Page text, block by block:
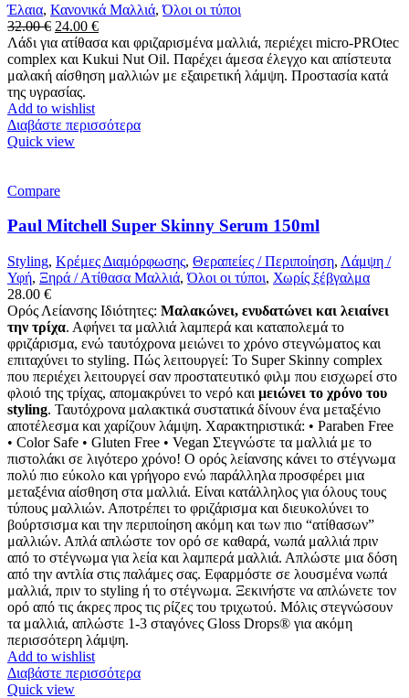
Έλαια, Κανονικά Μαλλιά,Όλοι οι τύποι
32.00€ Original
price
was:
32.00 €.
24.00 €Η
τρέχουσα
τιμή
είναι:
Λάδι για ατίθασα και φριζαρισμένα μαλλιά, περιέχει micro-PROtec
complex και Kukui Nut Oil. Παρέχει άμεσα έλεγχο και απίστευτα
μαλακή αίσθηση μαλλιών με εξαιρετική λάμψη. Προστασία κατά
της υγρασίας.
Add to wishlist
Διαβάστε περισσότερα
Quick view
Compare
Paul Mitchell Super Skinny Serum 150ml
Styling, Κρέμες Διαμόρφωσης, Θεραπείες / Περιποίηση, Λάμψη /
Υφή, Ξηρά / Ατίθασα Μαλλιά,Όλοι οι τύποι, Χωρίς ξέβγαλμα
28.00 €
Ορός Λείανσης Ιδιότητες: Μαλακώνει, ενυδατώνει και λειαίνει
την τρίχα. Αφήνει τα μαλλιά λαμπερά και καταπολεμά το
φριζάρισμα, ενώ ταυτόχρονα μειώνει το χρόνο στεγνώματος και
επιταχύνει το styling. Πώς λειτουργεί: Το Super Skinny complex
που περιέχει λειτουργεί σαν προστατευτικό φιλμ που εισχωρεί στο
φλοιό της τρίχας, απομακρύνει το νερό και μειώνει το χρόνο του
styling. Ταυτόχρονα μαλακτικά συστατικά δίνουν ένα μεταξένιο
αποτέλεσμα και χαρίζουν λάμψη. Χαρακτηριστικά: • Paraben Free
• Color Safe • Gluten Free • Vegan Στεγνώστε τα μαλλιά με το
πιστολάκι σε λιγότερο χρόνο! Ο ορός λείανσης κάνει το στέγνωμα
πολύ πιο εύκολο και γρήγορο ενώ παράλληλα προσφέρει μια
μεταξένια αίσθηση στα μαλλιά. Είναι κατάλληλoς για όλους τους
τύπους μαλλιών. Αποτρέπει το φριζάρισμα και διευκολύνει το
βούρτσισμα και την περιποίηση ακόμη και των πιο “ατίθασων”
μαλλιών. Απλά απλώστε τον ορό σε καθαρά, νωπά μαλλιά πριν
από το στέγνωμα για λεία και λαμπερά μαλλιά. Απλώστε μια δόση
από την αντλία στις παλάμες σας. Εφαρμόστε σε λουσμένα νωπά
μαλλιά, πριν το styling ή το στέγνωμα. Ξεκινήστε να απλώνετε τον
ορό από τις άκρες προς τις ρίζες του τριχωτού. Μόλις στεγνώσουν
τα μαλλιά, απλώστε 1-3 σταγόνες Gloss Drops® για ακόμη
περισσότερη λάμψη.
Add to wishlist
Διαβάστε περισσότερα
Quick view